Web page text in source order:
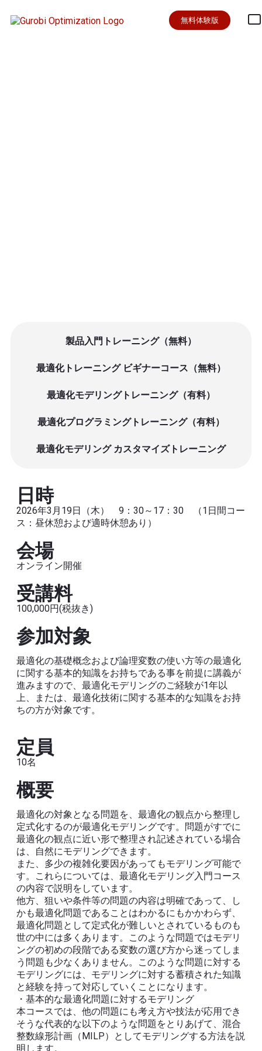
無料体験版
製品入門トレーニング（無料）
最適化トレーニング ビギナーコース（無料）
最適化モデリングトレーニング（有料）
最適化プログラミングトレーニング（有料）
最適化モデリング カスタマイズトレーニング
日時
2026年3月19日（木） 9：30～17：30 （1日間コー
ス：昼休憩および適時休憩あり）
会場
オンライン開催
受講料
100,000円(税抜き)
参加対象
最適化の基礎概念および論理変数の使い方等の最適化
に関する基本的知識をお持ちである事を前提に講義が
進みますので、最適化モデリングのご経験が1年以
上、または、最適化技術に関する基本的な知識をお持
ちの方が対象です。
定員
10名
概要
最適化の対象となる問題を、最適化の観点から整理し
定式化するのが最適化モデリングです。問題がすでに
最適化の観点に近い形で整理され記述されている場合
は、自然にモデリングできます。
また、多少の複雑化要因があってもモデリング可能で
す。これらについては、最適化モデリング入門コース
の内容で説明をしています。
他方、狙いや条件等の問題の内容は明確であって、し
かも最適化問題であることはわかるにもかかわらず、
最適化問題として定式化が難しいとされているものも
世の中には多くあります。このような問題ではモデリ
ングの初めの段階である変数の選び方から迷ってしま
う問題も少なくありません。このような問題に対する
モデリングには、モデリングに対する蓄積された知識
と経験を持って対応していくことになります。
・基本的な最適化問題に対するモデリング
本コースでは、他の問題にも考え方や技法が応用でき
そうな代表的な以下のような問題をとりあげて、混合
整数線形計画（MILP）としてモデリングする方法を説
明します。